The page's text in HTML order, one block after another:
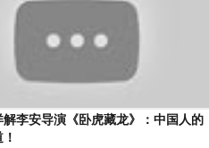
解李安导演《卧虎藏龙》：中国人的